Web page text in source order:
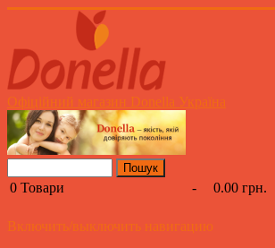
Офіційний магазин Donella Україна
0 Товари -
0.00 грн.
Включить/выключить навигацию